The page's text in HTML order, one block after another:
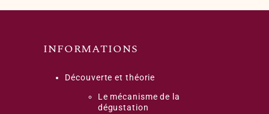
INFORMATIONS
Découverte et théorie
Le mécanisme de la
dégustation